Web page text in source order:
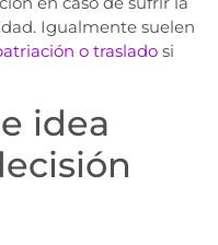
Igualmente suelen
o trasladosi
idea